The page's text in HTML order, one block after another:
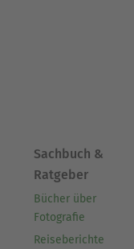
und 1867
Freytag
kritisiert.
Sachbuch &
Ratgeber
Bücher über
Fotografie
Reiseberichte